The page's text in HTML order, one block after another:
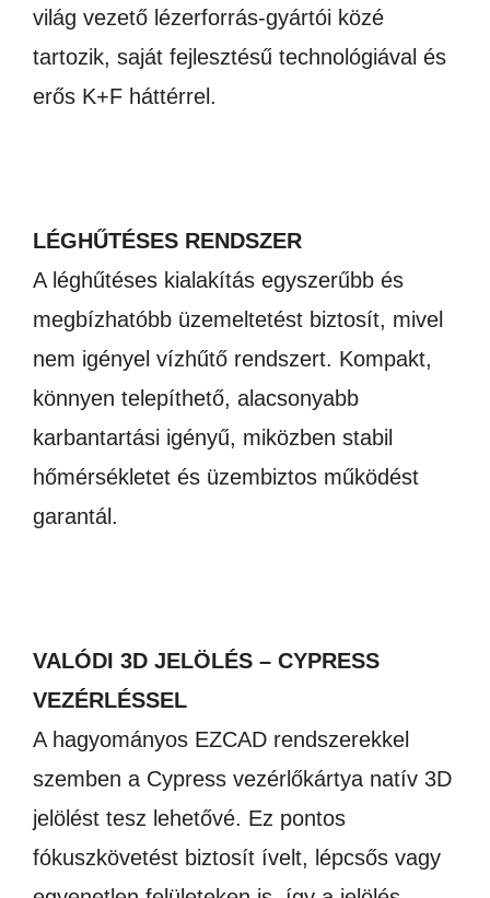
világ vezető lézerforrás-gyártói közé
tartozik, saját fejlesztésű technológiával és
erős K+F háttérrel.
LÉGHŰTÉSES RENDSZER
A léghűtéses kialakítás egyszerűbb és
megbízhatóbb üzemeltetést biztosít, mivel
nem igényel vízhűtő rendszert. Kompakt,
könnyen telepíthető, alacsonyabb
karbantartási igényű, miközben stabil
hőmérsékletet és üzembiztos működést
garantál.
VALÓDI 3D JELÖLÉS – CYPRESS
VEZÉRLÉSSEL
A hagyományos EZCAD rendszerekkel
szemben a Cypress vezérlőkártya natív 3D
jelölést tesz lehetővé. Ez pontos
fókuszkövetést biztosít ívelt, lépcsős vagy